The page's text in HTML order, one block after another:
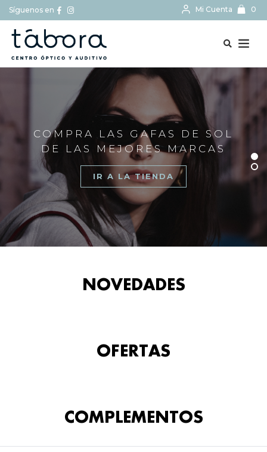
Síguenos en Mi Cuenta 0
COMPRA LAS GAFAS DE SOL
DE LAS MEJORES MARCAS
IR A LA TIENDA
NOVEDADES
OFERTAS
COMPLEMENTOS